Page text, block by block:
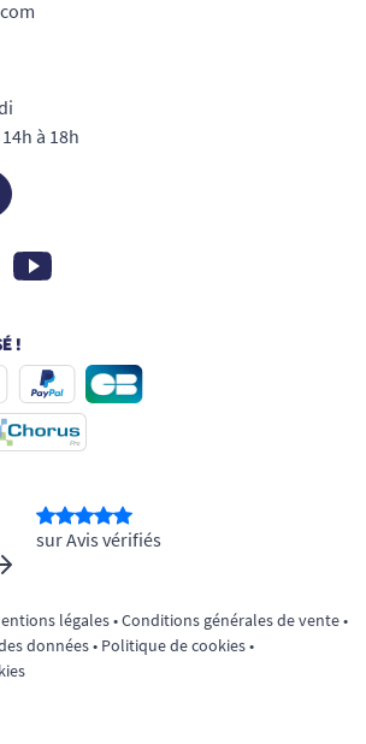
à 18h
Tiktok Youtube
!
sur Avis vérifiés
légales•Conditions générales de vente•
données• Politique de cookies•